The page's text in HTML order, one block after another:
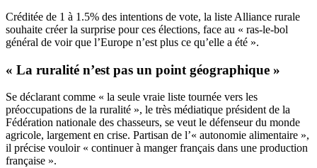
Créditée de 1 à 1.5% des intentions de vote, la liste Alliance rurale
souhaite créer la surprise pour ces élections, face au « ras-le-bol
général de voir que l’Europe n’est plus ce qu’elle a été ».
« La ruralité n’est pas un point géographique »
Se déclarant comme « la seule vraie liste tournée vers les
préoccupations de la ruralité », le très médiatique président de la
Fédération nationale des chasseurs, se veut le défenseur du monde
agricole, largement en crise. Partisan de l’« autonomie alimentaire »,
il précise vouloir « continuer à manger français dans une production
française ».